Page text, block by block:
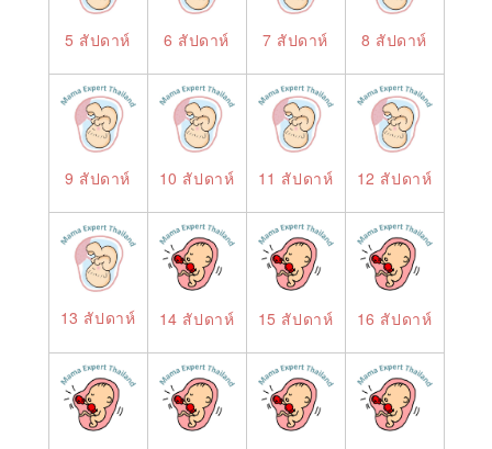
5 สัปดาห์ 6 สัปดาห์ 7 สัปดาห์ 8 สัปดาห์
9 สัปดาห์ 10 สัปดาห์ 11 สัปดาห์ 12 สัปดาห์
13 สัปดาห์ 14 สัปดาห์ 15 สัปดาห์ 16 สัปดาห์